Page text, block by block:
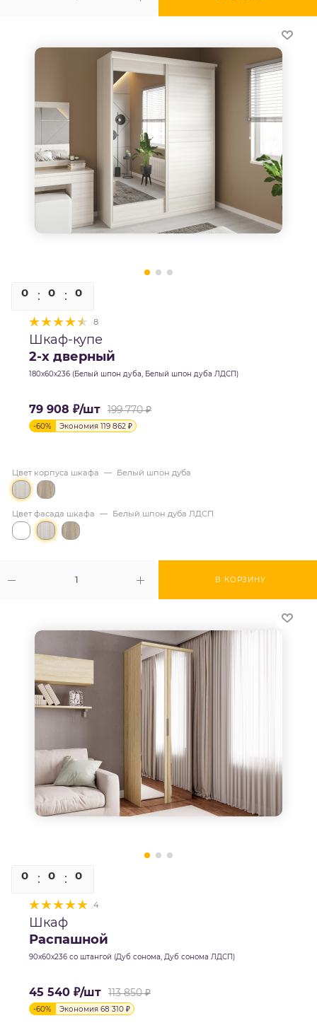
0 0 0
8
Шкаф-купе
2-х дверный
180х60х236 (Белый шпон дуба, Белый шпон дуба ЛДСП)
79 908 ₽/шт 199 770₽
-60% Экономия 119 862 ₽
В КОРЗИНУ
Цвет корпуса шкафа — Белый шпон дуба
Цвет фасада шкафа — Белый шпон дуба ЛДСП
0 0 0
4
Шкаф
Распашной
90х60х236 со штангой (Дуб сонома, Дуб сонома ЛДСП)
45 540 ₽/шт 113 850₽
-60% Экономия 68 310 ₽